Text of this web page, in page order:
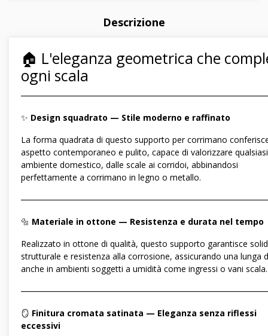
Descrizione
🏠 L'eleganza geometrica che
ogni scala
✨ Design squadrato — Stile moderno e raffinato
La forma quadrata di questo supporto per corrimano
aspetto contemporaneo e pulito, capace di valorizzare qualsiasi
ambiente domestico, dalle scale ai corridoi, abbinandosi
perfettamente a corrimano in legno o metallo.
🔩 Materiale in ottone — Resistenza e durata nel tempo
Realizzato in ottone di qualità, questo supporto garantisce
strutturale e resistenza alla corrosione, assicurando una lunga
anche in ambienti soggetti a umidità come ingressi o vani scala.
🪞 Finitura cromata satinata — Eleganza senza riflessi
eccessivi